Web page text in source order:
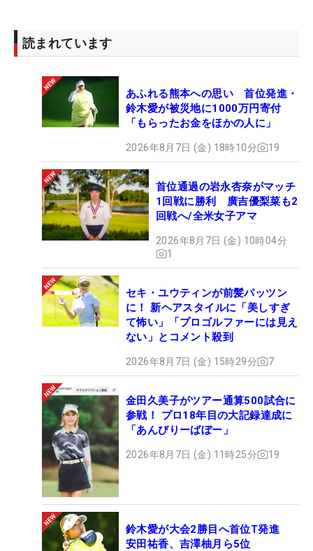
読まれています
あふれる熊本への思い 首位発進・
鈴木愛が被災地に1000万円寄付
「もらったお金をほかの人に」
2026年8月7日 (金) 18時10分 19
首位通過の岩永杏奈がマッチ
1回戦に勝利 廣吉優梨菜も2
回戦へ/全米女子アマ
2026年8月7日 (金) 10時04分
1
セキ・ユウティンが前髪パッツン
に！ 新ヘアスタイルに「美しすぎ
て怖い」「プロゴルファーには見え
ない」とコメント殺到
2026年8月7日 (金) 15時29分 7
金田久美子がツアー通算500試合に
参戦！ プロ18年目の大記録達成に
「あんびりーばぼー」
2026年8月7日 (金) 11時25分 19
鈴木愛が大会2勝目へ首位T発進
安田祐香、吉澤柚月ら5位